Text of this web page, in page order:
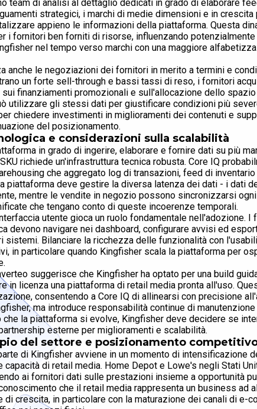
team di analisi al dettaglio dedicati in grado di elaborare
strategici, i marchi di medie dimensioni e in crescita
appieno le informazioni della piattaforma. Questa
i fornitori ben forniti di risorse, influenzando
nel tempo verso marchi con una maggiore
anche le negoziazioni dei fornitori in merito a termini e
un forte sell-through e bassi tassi di reso, i fornitori
finanziamenti promozionali e sull'allocazione dello
utilizzare gli stessi dati per giustificare condizioni più
chiedere investimenti in miglioramenti dei contenuti e
del posizionamento.
e considerazioni sulla scalabilità
in grado di ingerire, elaborare e fornire dati su più
richiede un'infrastruttura tecnica robusta. Core IQ
che aggregato log di transazioni, feed di
piattaforma deve gestire la diversa latenza dei dati - i dati
mentre le vendite in negozio possono sincronizzarsi
che tengano conto di queste incoerenze temporali.
utente gioca un ruolo fondamentale nell'adozione.
devono navigare nei dashboard, configurare avvisi ed
sistemi. Bilanciare la ricchezza delle funzionalità con
in particolare quando Kingfisher scala la piattaforma per
suggerisce che Kingfisher ha optato per una build
in licenza una piattaforma di retail media pronta all'uso.
consentendo a Core IQ di allinearsi con precisione
ma introduce responsabilità continue di
che la piattaforma si evolve, Kingfisher deve decidere se
esterne per miglioramenti e scalabilità.
del settore e posizionamento
di Kingfisher avviene in un momento di intensificazione
di retail media. Home Depot e Lowe's negli Stati
ai fornitori dati sulle prestazioni insieme a opportunità
che il retail media rappresenta un business ad
crescita, in particolare con la maturazione dei canali di e-